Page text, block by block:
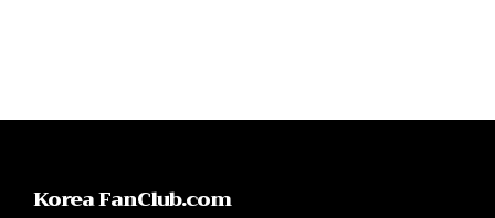
Korea FanClub.com